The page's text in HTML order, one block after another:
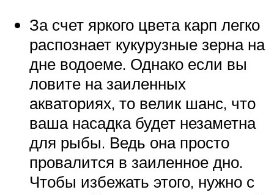
За счет яркого цвета карп легко
распознает кукурузные зерна на
дне водоеме. Однако если вы
ловите на заиленных
акваториях, то велик шанс, что
ваша насадка будет незаметна
для рыбы. Ведь она просто
провалится в заиленное дно.
Чтобы избежать этого, нужно с